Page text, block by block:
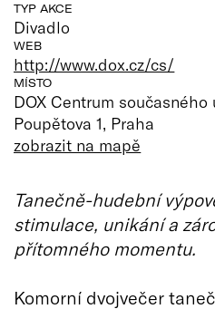
TYP AKCE
Divadlo
WEB
http://www.dox.cz/cs/
MÍSTO
DOX Centrum současného
Poupětova 1, Praha
zobrazit na mapě
Tanečně-hudební
stimulace, unikání a
přítomného momentu.
Komorní dvojvečer